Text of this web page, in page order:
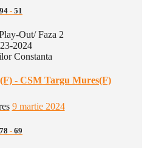
94 - 51
Out/ Faza 2
2024
Constanta
- CSM Targu Mures(F)
9 martie 2024
78 - 69